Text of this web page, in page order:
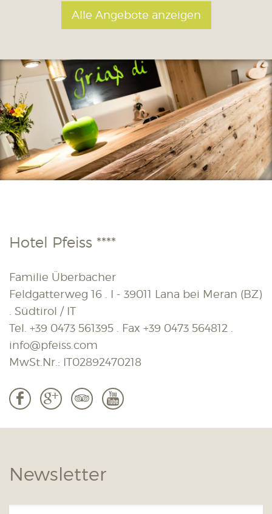
Alle Angebote anzeigen
Hotel Pfeiss ****
Familie Überbacher
Feldgatterweg 16 . I - 39011 Lana bei Meran (BZ)
. Südtirol / IT
Tel. +39 0473 561395 . Fax +39 0473 564812
info@pfeiss.com
MwSt.Nr.: IT02892470218
b c 3 r
Newsletter